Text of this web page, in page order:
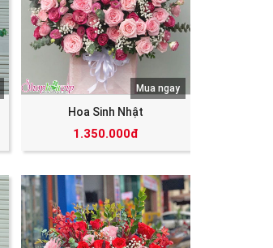
Hoa Sinh Nhật
1.350.000đ
Mua ngay